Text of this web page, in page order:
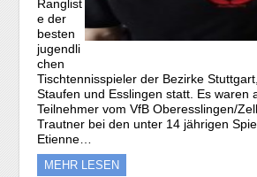
Ranglist
e der
besten
jugendli
chen
Tischtennisspieler der Bezirke
Staufen und Esslingen statt. Es waren
Teilnehmer vom VfB Oberesslingen/
Trautner bei den unter 14 jährigen
Etienne…
MEHR LESEN